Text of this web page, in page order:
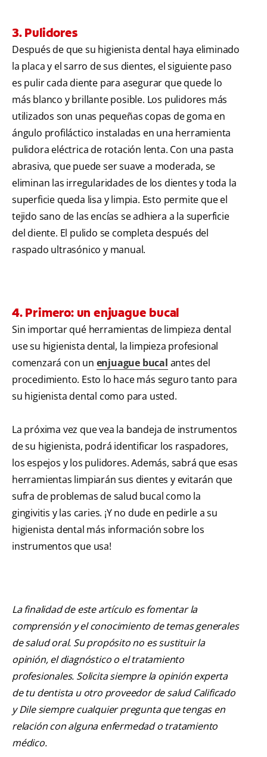
3. Pulidores
Después de que su higienista dental haya eliminado
la placa y el sarro de sus dientes, el siguiente paso
es pulir cada diente para asegurar que quede lo
más blanco y brillante posible. Los pulidores más
utilizados son unas pequeñas copas de goma en
ángulo profiláctico instaladas en una herramienta
pulidora eléctrica de rotación lenta. Con una pasta
abrasiva, que puede ser suave a moderada, se
eliminan las irregularidades de los dientes y toda la
superficie queda lisa y limpia. Esto permite que el
tejido sano de las encías se adhiera a la superficie
del diente. El pulido se completa después del
raspado ultrasónico y manual.
4. Primero: un enjuague bucal
Sin importar qué herramientas de limpieza dental
use su higienista dental, la limpieza profesional
comenzará con un enjuague bucal antes del
procedimiento. Esto lo hace más seguro tanto para
su higienista dental como para usted.
La próxima vez que vea la bandeja de instrumentos
de su higienista, podrá identificar los raspadores,
los espejos y los pulidores. Además, sabrá que esas
herramientas limpiarán sus dientes y evitarán que
sufra de problemas de salud bucal como la
gingivitis y las caries. ¡Y no dude en pedirle a su
higienista dental más información sobre los
instrumentos que usa!
La finalidad de este artículo es fomentar la
comprensión y el conocimiento de temas generales
de salud oral. Su propósito no es sustituir la
opinión, el diagnóstico o el tratamiento
profesionales. Solicita siempre la opinión experta
de tu dentista u otro proveedor de salud Calificado
y Dile siempre cualquier pregunta que tengas en
relación con alguna enfermedad o tratamiento
médico.